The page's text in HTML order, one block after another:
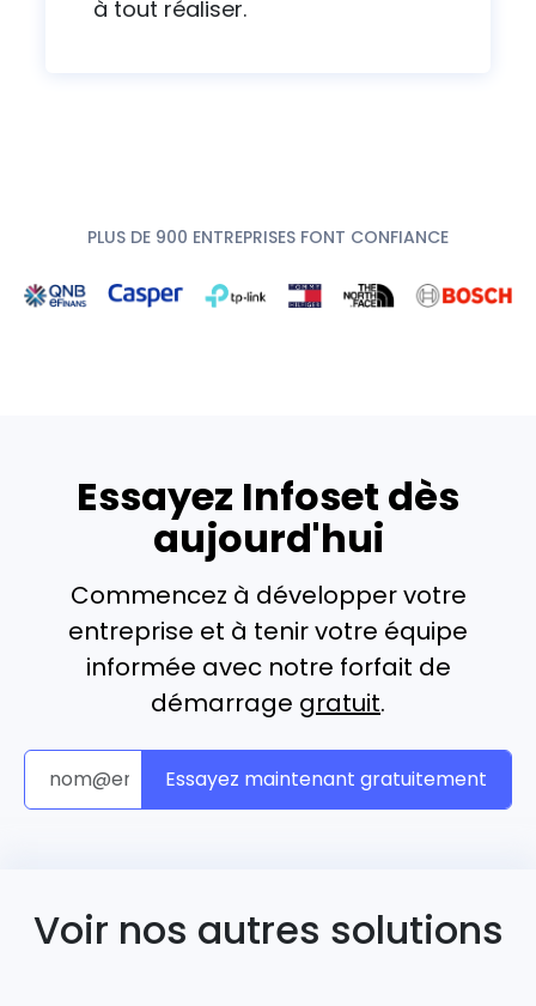
à tout réaliser.
PLUS DE 900 ENTREPRISES FONT CONFIANCE
Essayez Infoset dès
aujourd'hui
Commencez à développer votre
entreprise et à tenir votre équipe
informée avec notre forfait de
démarrage gratuit.
Essayez maintenant gratuitement
Voir nos autres solutions